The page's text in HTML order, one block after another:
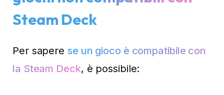
Steam Deck
Per sapere se un gioco è compatibile con
la Steam Deck, è possibile: